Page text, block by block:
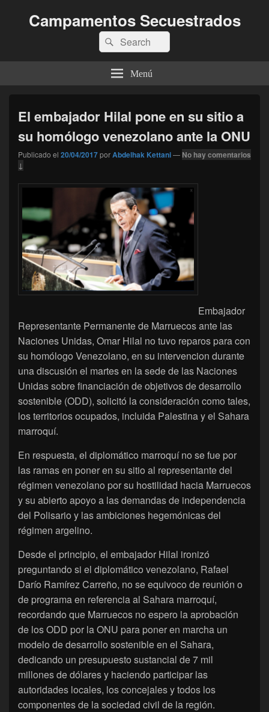
Campamentos Secuestrados
Buscar
por:
Buscar
Menú
El embajador Hilal pone en su sitio a
su homólogo venezolano ante la ONU
Publicado el 20/04/2017porAbdelhak Kettani— No hay comentarios
↓
Embajador
Representante Permanente de Marruecos ante las
Naciones Unidas, Omar Hilal no tuvo reparos para con
su homólogo Venezolano, en su intervencion durante
una discusión el martes en la sede de las Naciones
Unidas sobre financiación de objetivos de desarrollo
sostenible (ODD), solicitó la consideración como tales,
los territorios ocupados, incluida Palestina y el Sahara
marroquí.
En respuesta, el diplomático marroquí no se fue por
las ramas en poner en su sitio al representante del
régimen venezolano por su hostilidad hacia Marruecos
y su abierto apoyo a las demandas de independencia
del Polisario y las ambiciones hegemónicas del
régimen argelino.
Desde el principio, el embajador Hilal ironizó
preguntando si el diplomático venezolano, Rafael
Darío Ramírez Carreño, no se equivoco de reunión o
de programa en referencia al Sahara marroquí,
recordando que Marruecos no espero la aprobación
de los ODD por la ONU para poner en marcha un
modelo de desarrollo sostenible en el Sahara,
dedicando un presupuesto sustancial de 7 mil
millones de dólares y haciendo participar las
autoridades locales, los concejales y todos los
componentes de la sociedad civil de la región.